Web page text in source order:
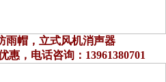
雨帽，立式风机消声器
惠，电话咨询：13961380701